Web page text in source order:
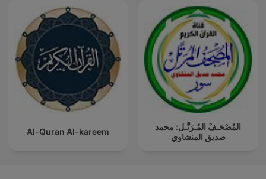
Al-Quran Al-kareem
المُصْحَـفْ المُـرَتَّـل: محمد
صديق المنشاوي